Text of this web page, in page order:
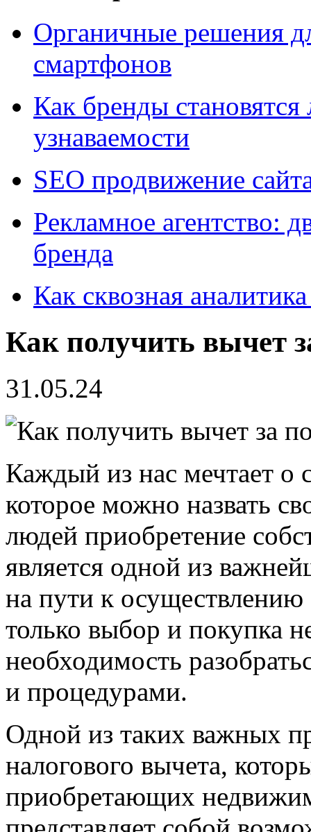
Органичные решения
смартфонов
Как бренды
узнаваемости
SEO продвижение
Рекламное агентство:
бренда
Как сквозная
Как получить вычет
31.05.24
Каждый из нас мечтает о
которое можно назвать
людей приобретение
является одной из
на пути к
только выбор и покупка
необходимость
и процедурами.
Одной из таких важных
налогового вычета,
приобретающих